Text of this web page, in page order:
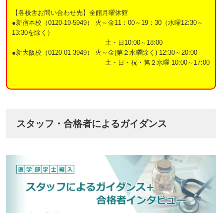
【各校舎お問い合わせ先】全館月曜休館
●新宿本校（0120-19-5949） 火～金11：00～19：30（水曜12:30～
13:30を除く）
土・日10:00～18:00
●新大阪校（0120-01-3949） 火～金(第２水曜除く) 12:30～20:00
土・日・祝・第２水曜 10:00～17:00
スタッフ・合格者によるガイダンス